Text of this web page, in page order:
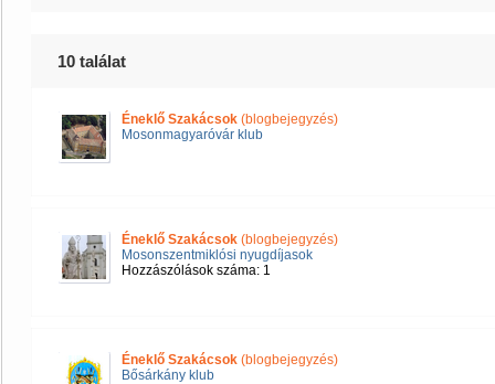
10 találat
Éneklő Szakácsok (blogbejegyzés)
Mosonmagyaróvár klub
Éneklő Szakácsok (blogbejegyzés)
Mosonszentmiklósi nyugdíjasok
Hozzászólások száma: 1
Éneklő Szakácsok (blogbejegyzés)
Bősárkány klub